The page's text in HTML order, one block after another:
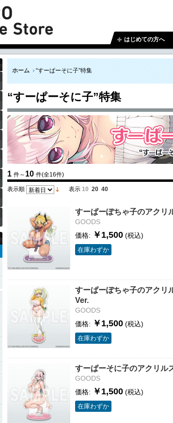
はじめての方へ
ホーム “すーぱーそに子”特集
“すーぱーそに子”特集
1 件～ 10 件(全16件)
表示順 表示 10 20 40
すーぱーぽちゃ子のアクリ
GOODS
価格: ￥1,500 (税込)
在庫わずか
すーぱーぽちゃ子のアクリ
Ver.
GOODS
価格: ￥1,500 (税込)
在庫わずか
すーぱーそに子のアクリル
GOODS
価格: ￥1,500 (税込)
在庫わずか